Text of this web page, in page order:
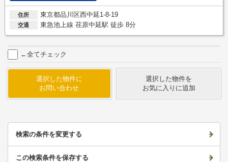
住所 東京都品川区西中延1-8-19
交通 東急池上線 荏原中延駅 徒歩 8分
←全てチェック
選択した物件に
お問い合わせ
選択した物件を
お気に入りに追加
検索の条件を変更する
この検索条件を保存する